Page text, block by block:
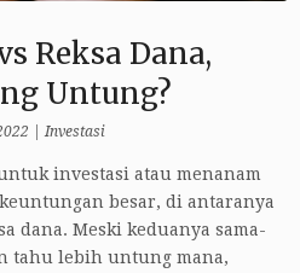
Reksa Dana,
Untung?
|Investasi
investasi atau menanam
besar, di antaranya
dana. Meski keduanya sama-
tahu lebih untung mana,